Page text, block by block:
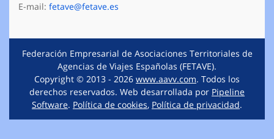
E-mail: fetave@fetave.es
Federación Empresarial de Asociaciones Territoriales de
Agencias de Viajes Españolas (FETAVE).
Copyright © 2013 - 2026 www.aavv.com. Todos los
derechos reservados. Web desarrollada por Pipeline
Software. Política de cookies, Política de privacidad.